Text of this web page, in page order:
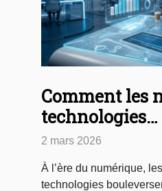
Comment les
technologies
transforment-
méthodes
2 mars 2026
À l’ère du numérique,
technologies